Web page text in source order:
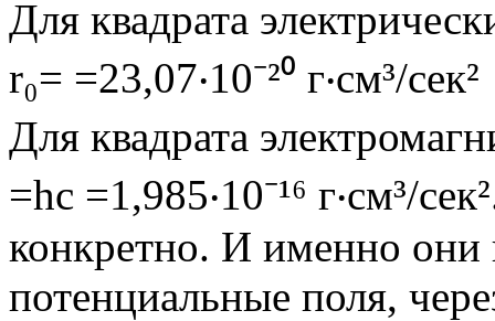
Для квадрата
r₀= =23,07‧10⁻²⁰ г‧см³/сек²
Для квадрата
=hc =1,985‧10⁻¹⁶ г‧см³/
конкретно. И именно они
потенциальные поля,